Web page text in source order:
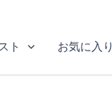
ト お気に入り